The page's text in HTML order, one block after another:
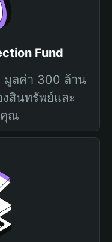
Fund
มูลค่า 300 ล้าน
สินทรัพย์และ
คุณ